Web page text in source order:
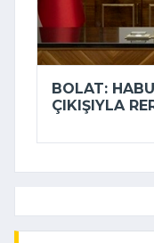
BOLAT:
ÇIKIŞIYLA